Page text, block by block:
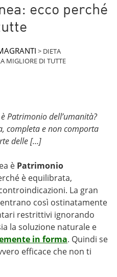
ecco perché
> DIETA
MIGLIORE DI TUTTE
Patrimonio dell’umanità?
completa e non comporta
delle […]
è Patrimonio
è equilibrata,
La gran
così ostinatamente
restrittivi ignorando
la soluzione naturale e
in forma. Quindi se
efficace che non ti